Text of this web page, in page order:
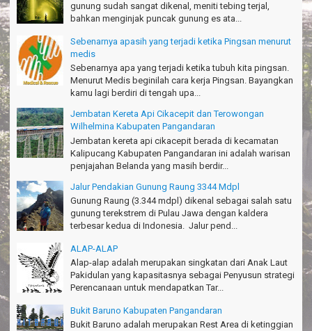
Thanks!
Michael - Sydney
Thanks Bodyrafting Green canyon, extreme, enjoy dan seru
Santoso - Kudus
Seru banget Pantai Batukaras!
Sudrajat - Kuningan
エキサイティングなツアー。ありがとう Arief Pangandaran
Nakata-Osaka Japan
Amazing palace
Hiromi - Fukusima Japan
gunung sudah sangat dikenal, meniti tebing terjal,
bahkan menginjak puncak gunung es ata...
Sebenarnya apasih yang terjadi ketika Pingsan menurut
medis
Sebenarnya apa yang terjadi ketika tubuh kita pingsan.
Menurut Medis beginilah cara kerja Pingsan. Bayangkan
kamu lagi berdiri di tengah upa...
Jembatan Kereta Api Cikacepit dan Terowongan
Wilhelmina Kabupaten Pangandaran
Jembatan kereta api cikacepit berada di kecamatan
Kalipucang Kabupaten Pangandaran ini adalah warisan
penjajahan Belanda yang masih berdir...
Jalur Pendakian Gunung Raung 3344 Mdpl
Gunung Raung (3.344 mdpl) dikenal sebagai salah satu
gunung terekstrem di Pulau Jawa dengan kaldera
terbesar kedua di Indonesia. Jalur pend...
ALAP-ALAP
Alap-alap adalah merupakan singkatan dari Anak Laut
Pakidulan yang kapasitasnya sebagai Penyusun strategi
Perencanaan untuk mendapatkan Tar...
Bukit Baruno Kabupaten Pangandaran
Bukit Baruno adalah merupakan Rest Area di ketinggian